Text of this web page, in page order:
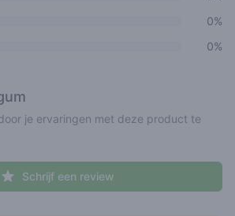
0%
0%
je ervaringen met deze product te
Schrijf een review